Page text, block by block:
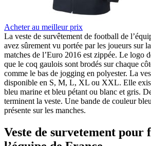
Acheter au meilleur prix
La veste de survêtement de football de
avez sûrement vu portée par les joueurs sur
matches de l’Euro 2016 est zippée. Le logo
que le coq gaulois sont brodés sur chaque
comme le bas de jogging en polyester. La
disponible en S, M, L, XL ou XXL. Elle
bleu marine et bleu pétant ou blanc et gris.
terminent la veste. Une bande de couleur
présente sur les manches.
Veste de survetement pour